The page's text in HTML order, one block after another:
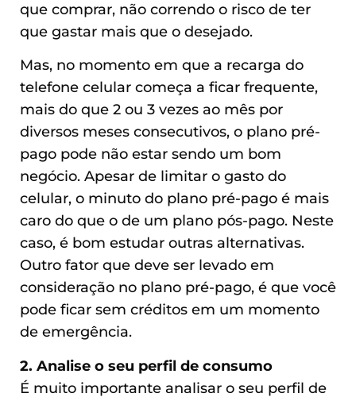
que comprar, não correndo o risco de ter
que gastar mais que o desejado.
Mas, no momento em que a recarga do
telefone celular começa a ficar frequente,
mais do que 2 ou 3 vezes ao mês por
diversos meses consecutivos, o plano pré-
pago pode não estar sendo um bom
negócio. Apesar de limitar o gasto do
celular, o minuto do plano pré-pago é mais
caro do que o de um plano pós-pago. Neste
caso, é bom estudar outras alternativas.
Outro fator que deve ser levado em
consideração no plano pré-pago, é que você
pode ficar sem créditos em um momento
de emergência.
2. Analise o seu perfil de consumo
É muito importante analisar o seu perfil de